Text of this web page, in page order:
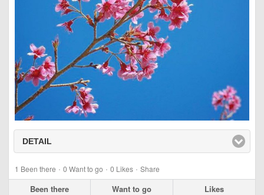
DETAIL
1 Been there · 0 Want to go · 0 Likes · Share
Been there Want to go Likes